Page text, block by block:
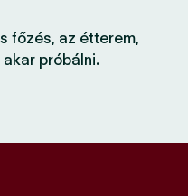
főzés, az étterem,
próbálni.